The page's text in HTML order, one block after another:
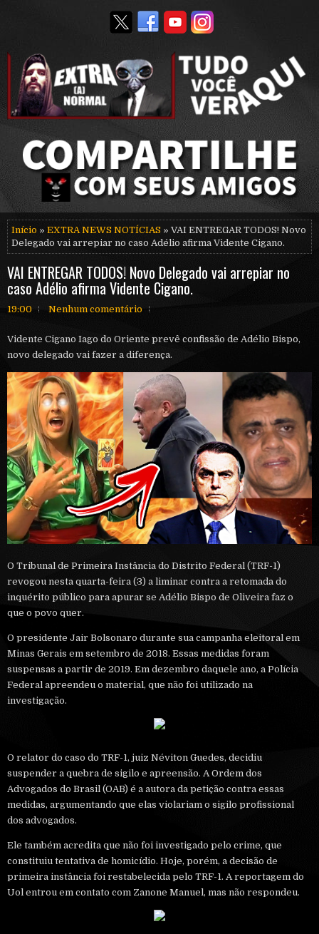
Início » EXTRA NEWS NOTÍCIAS » VAI ENTREGAR TODOS! Novo
Delegado vai arrepiar no caso Adélio afirma Vidente Cigano.
VAI ENTREGAR TODOS! Novo Delegado vai arrepiar no
caso Adélio afirma Vidente Cigano.
19:00 Nenhum comentário
Vidente Cigano Iago do Oriente prevê confissão de Adélio Bispo,
novo delegado vai fazer a diferença.
O Tribunal de Primeira Instância do Distrito Federal (TRF-1)
revogou nesta quarta-feira (3) a liminar contra a retomada do
inquérito público para apurar se Adélio Bispo de Oliveira faz o
que o povo quer.
O presidente Jair Bolsonaro durante sua campanha eleitoral em
Minas Gerais em setembro de 2018. Essas medidas foram
suspensas a partir de 2019. Em dezembro daquele ano, a Polícia
Federal apreendeu o material, que não foi utilizado na
investigação.
O relator do caso do TRF-1, juiz Néviton Guedes, decidiu
suspender a quebra de sigilo e apreensão. A Ordem dos
Advogados do Brasil (OAB) é a autora da petição contra essas
medidas, argumentando que elas violariam o sigilo profissional
dos advogados.
Ele também acredita que não foi investigado pelo crime, que
constituiu tentativa de homicídio. Hoje, porém, a decisão de
primeira instância foi restabelecida pelo TRF-1. A reportagem do
Uol entrou em contato com Zanone Manuel, mas não respondeu.